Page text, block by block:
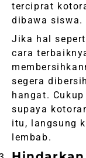
terciprat
dibawa siswa.
Jika hal
cara
segera
hangat.
supaya
itu, langsung
lembab.